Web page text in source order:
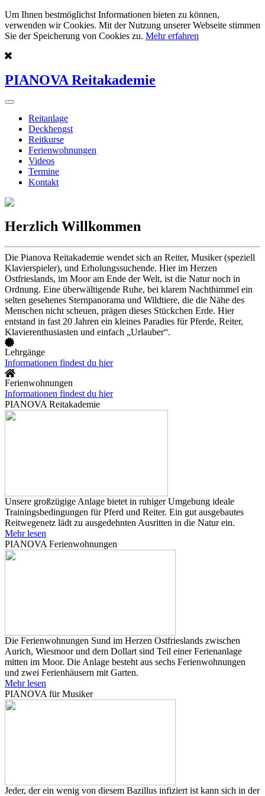
Um Ihnen bestmöglichst Informationen bieten zu können,
verwenden wir Cookies. Mit der Nutzung unserer Webseite stimmen
Sie der Speicherung von Cookies zu. Mehr erfahren
PIANOVA Reitakademie
Reitanlage
Deckhengst
Reitkurse
Ferienwohnungen
Videos
Termine
Kontakt
Herzlich Willkommen
Die Pianova Reitakademie wendet sich an Reiter, Musiker (speziell
Klavierspieler), und Erholungssuchende. Hier im Herzen
Ostfrieslands, im Moor am Ende der Welt, ist die Natur noch in
Ordnung. Eine überwältigende Ruhe, bei klarem Nachthimmel ein
selten gesehenes Sternpanorama und Wildtiere, die die Nähe des
Menschen nicht scheuen, prägen dieses Stückchen Erde. Hier
entstand in fast 20 Jahren ein kleines Paradies für Pferde, Reiter,
Klavierenthusiasten und einfach „Urlauber“.
Lehrgänge
Informationen findest du hier
Ferienwohnungen
Informationen findest du hier
PIANOVA Reitakademie
Unsere großzügige Anlage bietet in ruhiger Umgebung ideale
Trainingsbedingungen für Pferd und Reiter. Ein gut ausgebautes
Reitwegenetz lädt zu ausgedehnten Ausritten in die Natur ein.
Mehr lesen
PIANOVA Ferienwohnungen
Die Ferienwohnungen Sund im Herzen Ostfrieslands zwischen
Aurich, Wiesmoor und dem Dollart sind Teil einer Ferienanlage
mitten im Moor. Die Anlage besteht aus sechs Ferienwohnungen
und zwei Ferienhäusern mit Garten.
Mehr lesen
PIANOVA für Musiker
Jeder, der ein wenig von diesem Bazillus infiziert ist kann sich in der